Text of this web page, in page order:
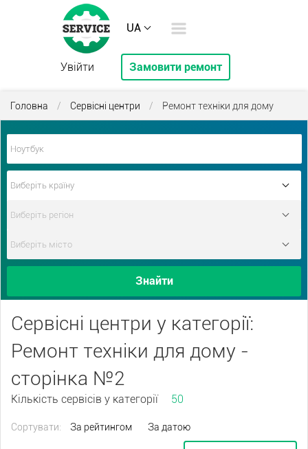
UA
Увійти Замовити ремонт
Головна / Сервісні центри / Ремонт техніки для дому
Знайти
Сервісні центри у категорії:
Ремонт техніки для дому -
сторінка №2
Кількість сервісів у категорії 50
Сортувати: За рейтингом За датою